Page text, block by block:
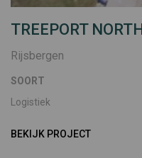
TREEPORT
Rijsbergen
SOORT
Logistiek
BEKIJK PROJECT